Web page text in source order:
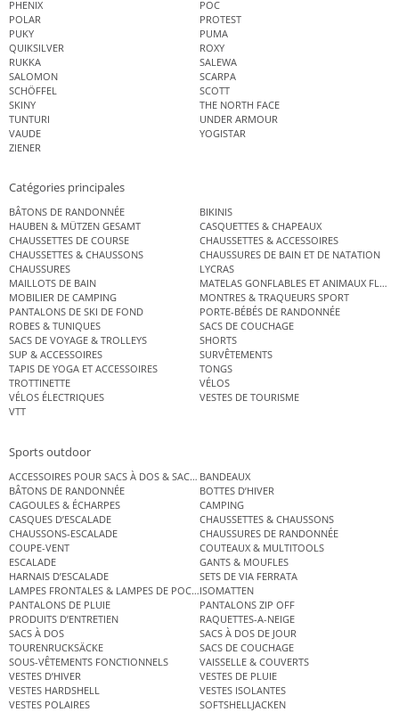
PHENIX
POC
POLAR
PROTEST
PUKY
PUMA
QUIKSILVER
ROXY
RUKKA
SALEWA
SALOMON
SCARPA
SCHÖFFEL
SCOTT
SKINY
THE NORTH FACE
TUNTURI
UNDER ARMOUR
VAUDE
YOGISTAR
ZIENER
Catégories principales
BÂTONS DE RANDONNÉE
BIKINIS
HAUBEN & MÜTZEN GESAMT
CASQUETTES & CHAPEAUX
CHAUSSETTES DE COURSE
CHAUSSETTES & ACCESSOIRES
CHAUSSETTES & CHAUSSONS
CHAUSSURES DE BAIN ET DE NATATION
CHAUSSURES
LYCRAS
MAILLOTS DE BAIN
MATELAS GONFLABLES ET ANIMAUX
MOBILIER DE CAMPING
MONTRES & TRAQUEURS SPORT
PANTALONS DE SKI DE FOND
PORTE-BÉBÉS DE RANDONNÉE
ROBES & TUNIQUES
SACS DE COUCHAGE
SACS DE VOYAGE & TROLLEYS
SHORTS
SUP & ACCESSOIRES
SURVÊTEMENTS
TAPIS DE YOGA ET ACCESSOIRES
TONGS
TROTTINETTE
VÉLOS
VÉLOS ÉLECTRIQUES
VESTES DE TOURISME
VTT
Sports outdoor
ACCESSOIRES POUR SACS À DOS & SACS ÉTANCHES
BANDEAUX
BÂTONS DE RANDONNÉE
BOTTES D’HIVER
CAGOULES & ÉCHARPES
CAMPING
CASQUES D’ESCALADE
CHAUSSETTES & CHAUSSONS
CHAUSSONS-ESCALADE
CHAUSSURES DE RANDONNÉE
COUPE-VENT
COUTEAUX & MULTITOOLS
ESCALADE
GANTS & MOUFLES
HARNAIS D’ESCALADE
SETS DE VIA FERRATA
LAMPES FRONTALES & LAMPES DE POCHEISOMATTEN
PANTALONS DE PLUIE
PANTALONS ZIP OFF
PRODUITS D’ENTRETIEN
RAQUETTES-A-NEIGE
SACS À DOS
SACS À DOS DE JOUR
TOURENRUCKSÄCKE
SACS DE COUCHAGE
SOUS-VÊTEMENTS FONCTIONNELS
VAISSELLE & COUVERTS
VESTES D’HIVER
VESTES DE PLUIE
VESTES HARDSHELL
VESTES ISOLANTES
VESTES POLAIRES
SOFTSHELLJACKEN